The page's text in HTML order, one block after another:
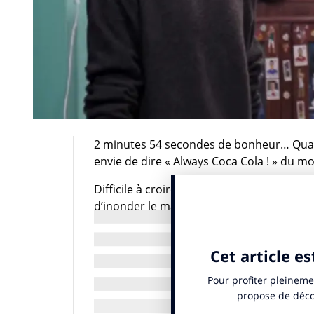
2 minutes 54 secondes de bonheur…
envie de dire « Always Coca Cola ! » du
Difficile à croire mais Coca peut aussi
d’inonder le marché égyptien d’un clip
revisité en arabe du fameux chant
chantonnent en cœur et au garde à
pharaons qui pourrait participer au
qui développe une stratégie autour de